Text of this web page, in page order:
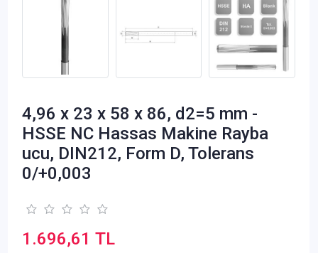
4,96 x 23 x 58 x 86, d2=5 mm -
HSSE NC Hassas Makine Rayba
ucu, DIN212, Form D, Tolerans
0/+0,003
1.696,61 TL